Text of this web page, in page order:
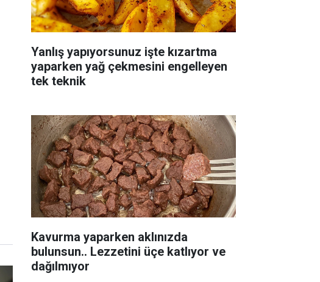
Yanlış yapıyorsunuz işte kızartma
yaparken yağ çekmesini engelleyen
tek teknik
Kavurma yaparken aklınızda
bulunsun.. Lezzetini üçe katlıyor ve
dağılmıyor